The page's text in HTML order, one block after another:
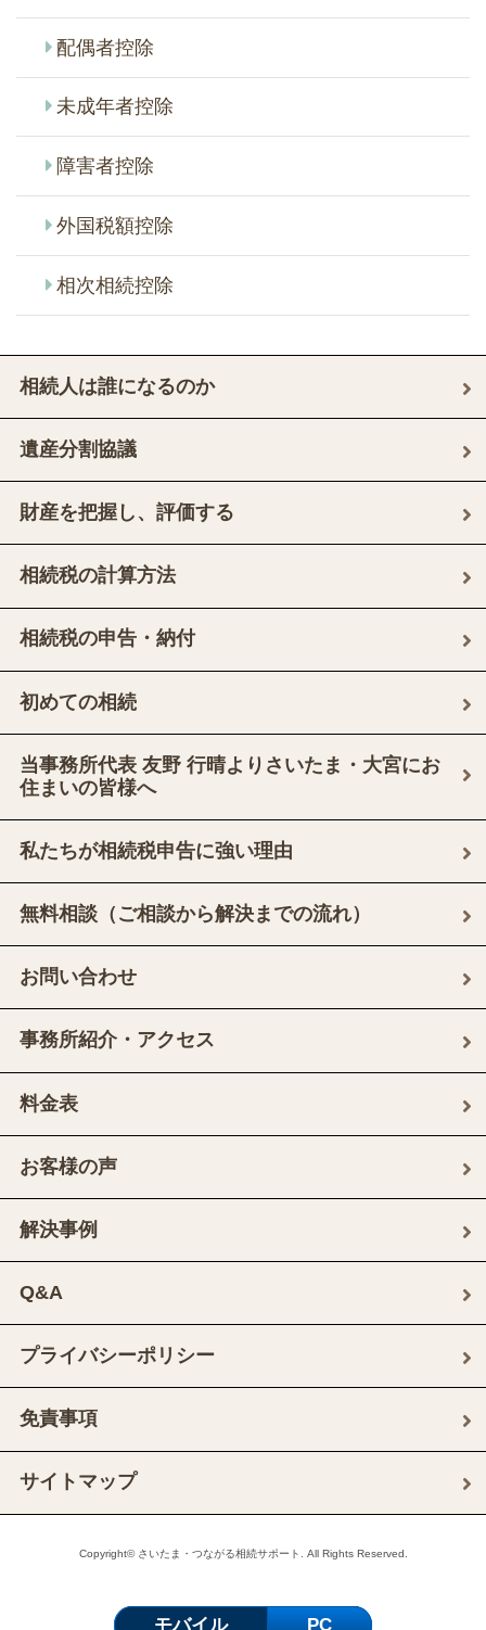
配偶者控除
未成年者控除
障害者控除
外国税額控除
相次相続控除
相続人は誰になるのか
遺産分割協議
財産を把握し、評価する
相続税の計算方法
相続税の申告・納付
初めての相続
当事務所代表 友野 行晴よりさいたま・大宮にお
住まいの皆様へ
私たちが相続税申告に強い理由
無料相談（ご相談から解決までの流れ）
お問い合わせ
事務所紹介・アクセス
料金表
お客様の声
解決事例
Q&A
プライバシーポリシー
免責事項
サイトマップ
Copyright© さいたま・つながる相続サポート. All Rights Reserved.
モバイル PC